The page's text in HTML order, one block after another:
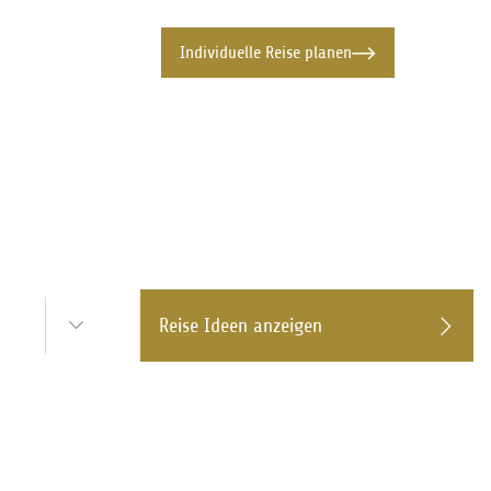
Individuelle Reise planen
Reise Ideen anzeigen